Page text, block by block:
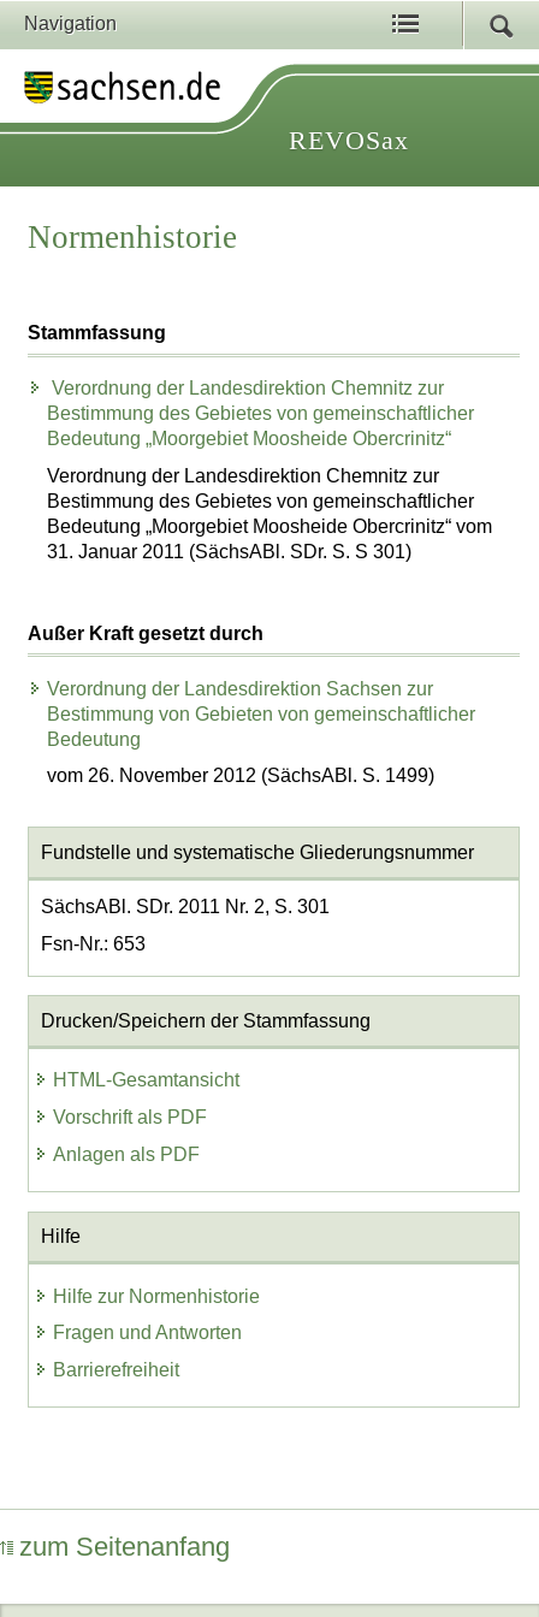
Navigation
REVOSax
Normenhistorie
Stammfassung
Verordnung der Landesdirektion Chemnitz zur
Bestimmung des Gebietes von gemeinschaftlicher
Bedeutung „Moorgebiet Moosheide Obercrinitz“
Verordnung der Landesdirektion Chemnitz zur
Bestimmung des Gebietes von gemeinschaftlicher
Bedeutung „Moorgebiet Moosheide Obercrinitz“ vom
31. Januar 2011 (SächsABl. SDr. S. S 301)
Außer Kraft gesetzt durch
Verordnung der Landesdirektion Sachsen zur
Bestimmung von Gebieten von gemeinschaftlicher
Bedeutung
vom 26. November 2012 (SächsABl. S. 1499)
Fundstelle und systematische Gliederungsnummer
SächsABl. SDr. 2011 Nr. 2, S. 301
Fsn-Nr.: 653
Drucken/Speichern der Stammfassung
HTML-Gesamtansicht
Vorschrift als PDF
Anlagen als PDF
Hilfe
Hilfe zur Normenhistorie
Fragen und Antworten
Barrierefreiheit
zum Seitenanfang